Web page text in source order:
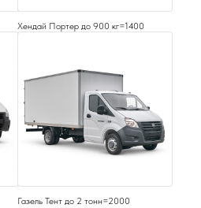
Хендай Портер до 900 кг=1400
Газель Тент до 2 тонн=2000